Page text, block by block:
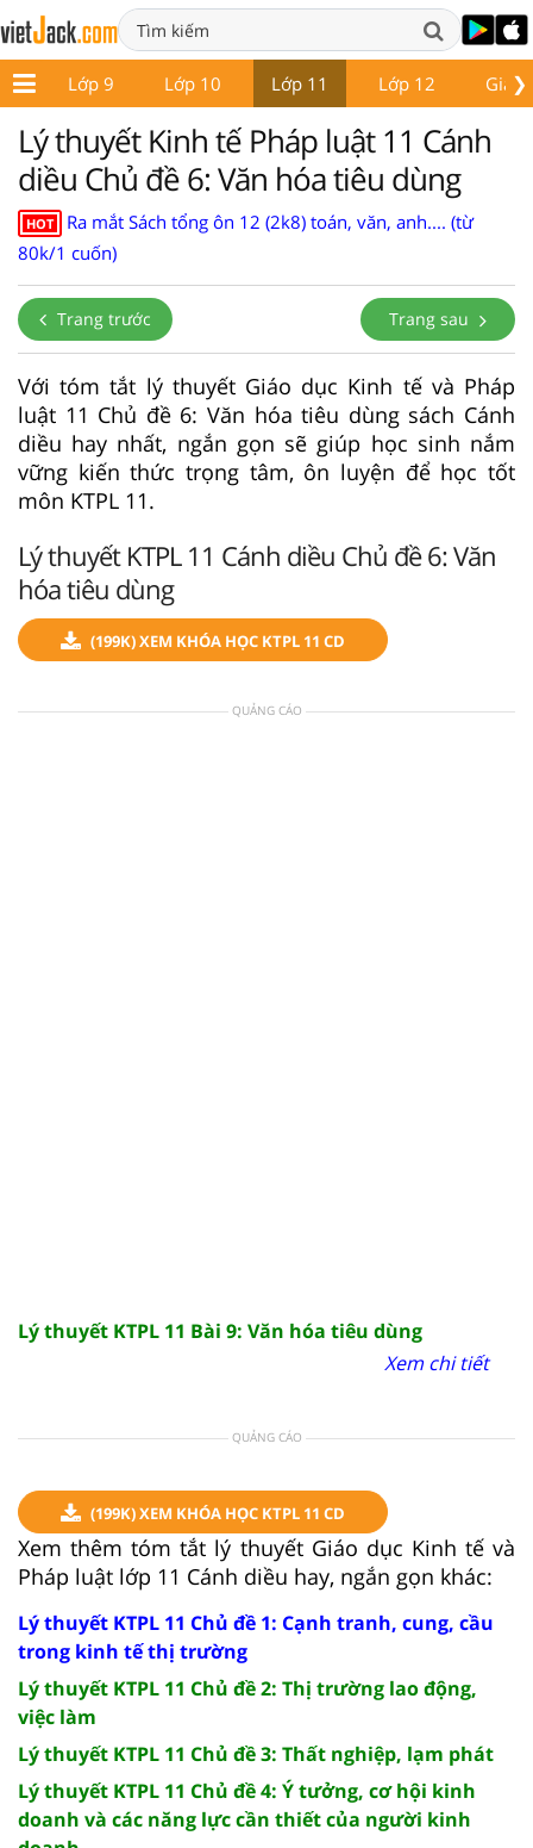
❯
8 Lớp 9 Lớp 10 Lớp 11 Lớp 12 Giáo
Lý thuyết Kinh tế Pháp luật 11 Cánh
diều Chủ đề 6: Văn hóa tiêu dùng
HOT
Ra mắt Sách tổng ôn 12 (2k8) toán, văn, anh.... (từ
80k/1 cuốn)
Trang trước Trang sau
Với tóm tắt lý thuyết Giáo dục Kinh tế và Pháp
luật 11 Chủ đề 6: Văn hóa tiêu dùng sách Cánh
diều hay nhất, ngắn gọn sẽ giúp học sinh nắm
vững kiến thức trọng tâm, ôn luyện để học tốt
môn KTPL 11.
Lý thuyết KTPL 11 Cánh diều Chủ đề 6: Văn
hóa tiêu dùng
(199K) XEM KHÓA HỌC KTPL 11 CD
QUẢNG CÁO
Lý thuyết KTPL 11 Bài 9: Văn hóa tiêu dùng
Xem chi tiết
QUẢNG CÁO
(199K) XEM KHÓA HỌC KTPL 11 CD
Xem thêm tóm tắt lý thuyết Giáo dục Kinh tế và
Pháp luật lớp 11 Cánh diều hay, ngắn gọn khác:
Lý thuyết KTPL 11 Chủ đề 1: Cạnh tranh, cung, cầu
trong kinh tế thị trường
Lý thuyết KTPL 11 Chủ đề 2: Thị trường lao động,
việc làm
Lý thuyết KTPL 11 Chủ đề 3: Thất nghiệp, lạm phát
Lý thuyết KTPL 11 Chủ đề 4: Ý tưởng, cơ hội kinh
doanh và các năng lực cần thiết của người kinh